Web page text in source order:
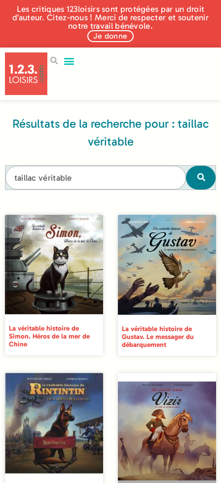
Les critiques 123loisirs sont protégées par un droit
d’auteur. Citez-nous ! Merci de respecter et soutenir
notre travail bénévole.
Je donne
Résultats de la recherche pour : taillac
véritable
La véritable histoire de
Simon. Héros de la mer de
Chine
La véritable histoire de
Gustav. Le messager du
débarquement